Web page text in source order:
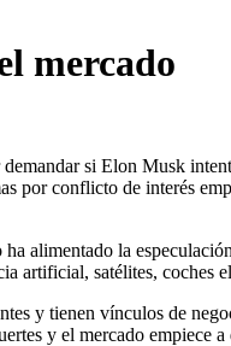
mercado
si Elon Musk
conflicto de interés
ha alimentado la
artificial, satélites, coches
y tienen vínculos de
y el mercado empiece